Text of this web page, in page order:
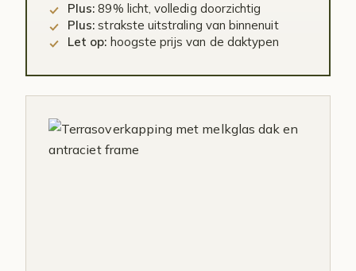
Plus: 89% licht, volledig doorzichtig
Plus: strakste uitstraling van binnenuit
Let op: hoogste prijs van de daktypen